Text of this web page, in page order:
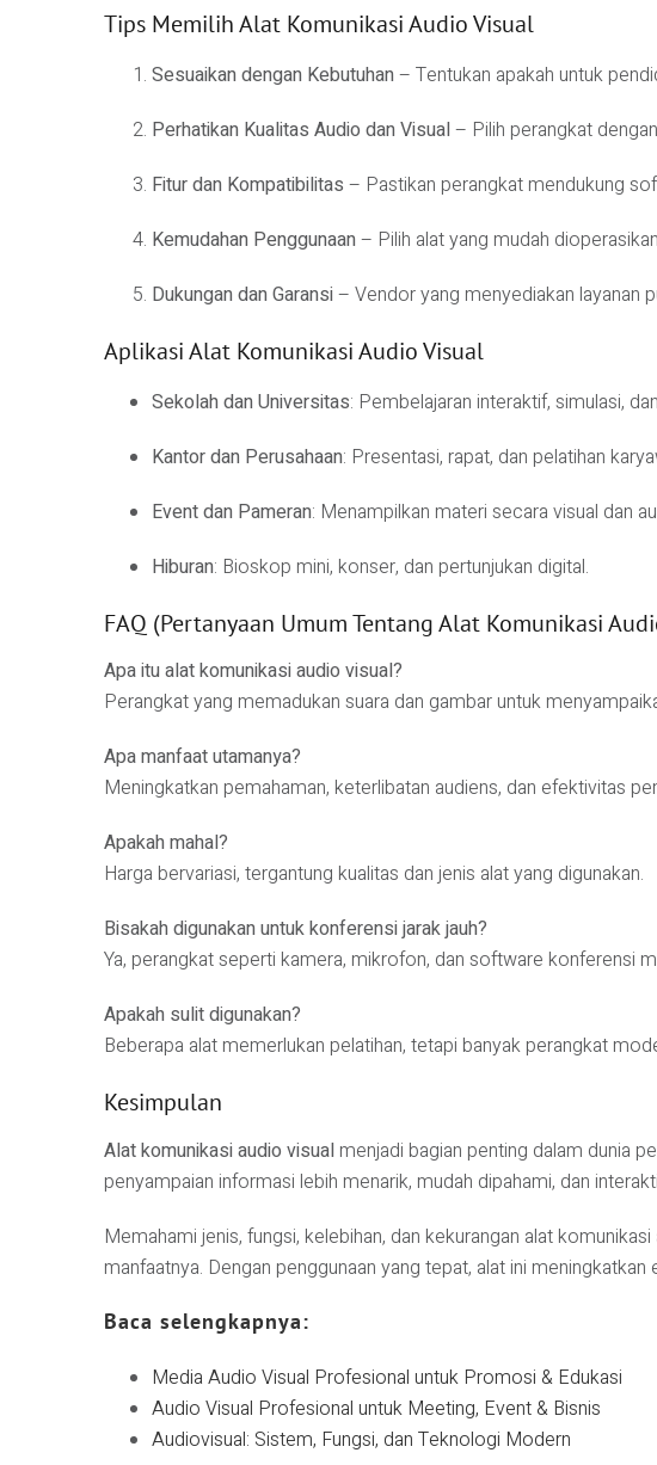
Tips Memilih Alat Komunikasi Audio Visual
Sesuaikan dengan Kebutuhan– Tentukan apakah untuk
Perhatikan Kualitas Audio dan Visual– Pilih perangkat
Fitur dan Kompatibilitas – Pastikan perangkat mendukung
Kemudahan Penggunaan– Pilih alat yang mudah
Dukungan dan Garansi– Vendor yang menyediakan layanan
Aplikasi Alat Komunikasi Audio Visual
Sekolah dan Universitas: Pembelajaran interaktif, simulasi,
Kantor dan Perusahaan: Presentasi, rapat, dan pelatihan
Event dan Pameran: Menampilkan materi secara visual dan
Hiburan: Bioskop mini, konser, dan pertunjukan digital.
FAQ (Pertanyaan Umum Tentang Alat Komunikasi
Apa itu alat komunikasi audio visual?
Perangkat yang memadukan suara dan gambar untuk
Apa manfaat utamanya?
Meningkatkan pemahaman, keterlibatan audiens, dan efektivitas
Apakah mahal?
Harga bervariasi, tergantung kualitas dan jenis alat yang digunakan.
Bisakah digunakan untuk konferensi jarak jauh?
Ya, perangkat seperti kamera, mikrofon, dan software konferensi
Apakah sulit digunakan?
Beberapa alat memerlukan pelatihan, tetapi banyak perangkat
Kesimpulan
Alat komunikasi audio visual menjadi bagian penting dalam dunia
penyampaian informasi lebih menarik, mudah dipahami, dan
Memahami jenis, fungsi, kelebihan, dan kekurangan alat
manfaatnya. Dengan penggunaan yang tepat, alat ini
Baca selengkapnya:
Media Audio Visual Profesional untuk Promosi & Edukasi
Audio Visual Profesional untuk Meeting, Event & Bisnis
Audiovisual: Sistem, Fungsi, dan Teknologi Modern